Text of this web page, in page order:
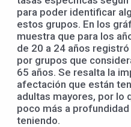
para poder identificar
estos grupos. En los
muestra que para los
de 20 a 24 años
por grupos que
65 años. Se resalta la
afectación que están
adultas mayores, por lo
poco más a
teniendo.